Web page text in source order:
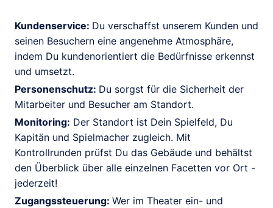
Kundenservice: Du verschaffst unserem Kunden und
seinen Besuchern eine angenehme Atmosphäre,
indem Du kundenorientiert die Bedürfnisse erkennst
und umsetzt.
Personenschutz: Du sorgst für die Sicherheit der
Mitarbeiter und Besucher am Standort.
Monitoring: Der Standort ist Dein Spielfeld, Du
Kapitän und Spielmacher zugleich. Mit
Kontrollrunden prüfst Du das Gebäude und behältst
den Überblick über alle einzelnen Facetten vor Ort -
jederzeit!
Zugangssteuerung: Wer im Theater ein- und